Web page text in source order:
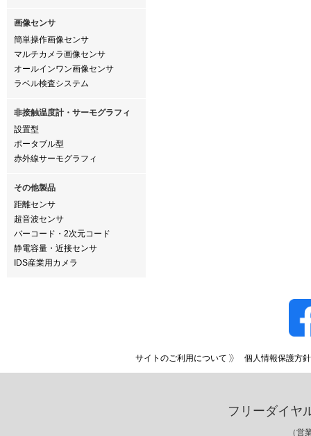
画像センサ
簡単操作画像センサ
マルチカメラ画像センサ
オールインワン画像センサ
ラベル検査システム
非接触温度計・サーモグラフィ
設置型
ポータブル型
赤外線サーモグラフィ
その他製品
距離センサ
超音波センサ
バーコード・2次元コード
静電容量・近接センサ
IDS産業用カメラ
サイトのご利用について 個人情報保護方針
フリーダイヤ
（営